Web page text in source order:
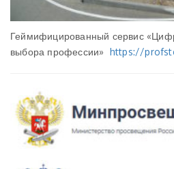
Геймифицированный сервис
выбора профессии» https://